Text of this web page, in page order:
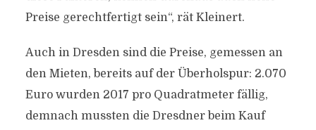
Preise gerechtfertigt sein“, rät Kleinert.
Auch in Dresden sind die Preise, gemessen an
den Mieten, bereits auf der Überholspur: 2.070
Euro wurden 2017 pro Quadratmeter fällig,
demnach mussten die Dresdner beim Kauf